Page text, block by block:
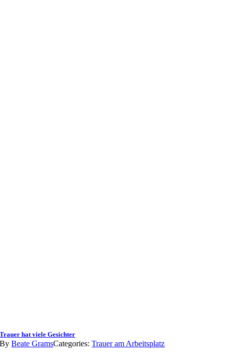
Trauer hat viele Gesichter
ByBeate GramsCategories:Trauer am Arbeitsplatz